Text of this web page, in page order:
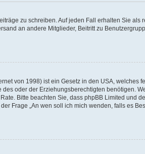
zu schreiben. Auf jeden Fall erhalten Sie als
an andere Mitglieder, Beitritt zu
von 1998) ist ein Gesetz in den USA, welches
oder der Erziehungsberechtigten benötigen.
Bitte beachten Sie, dass phpBB Limited und
Frage „An wen soll ich mich wenden, falls es